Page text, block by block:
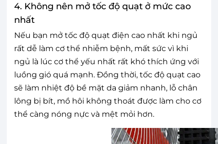
4. Không nên mở tốc độ quạt ở mức cao
nhất
Nếu bạn mở tốc độ quạt điện cao nhất khi ngủ
rất dễ làm cơ thể nhiễm bệnh, mất sức vì khi
ngủ là lúc cơ thể yếu nhất rất khó thích ứng với
luồng gió quá mạnh. Đồng thời, tốc độ quạt cao
sẽ làm nhiệt độ bề mặt da giảm nhanh, lỗ chân
lông bị bít, mồ hôi không thoát được làm cho cơ
thể càng nóng nực và mệt mỏi hơn.